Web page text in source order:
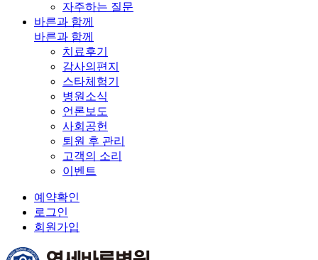
자주하는 질문
바른과 함께
바른과 함께
치료후기
감사의편지
스타체험기
병원소식
언론보도
사회공헌
퇴원 후 관리
고객의 소리
이벤트
예약확인
로그인
회원가입